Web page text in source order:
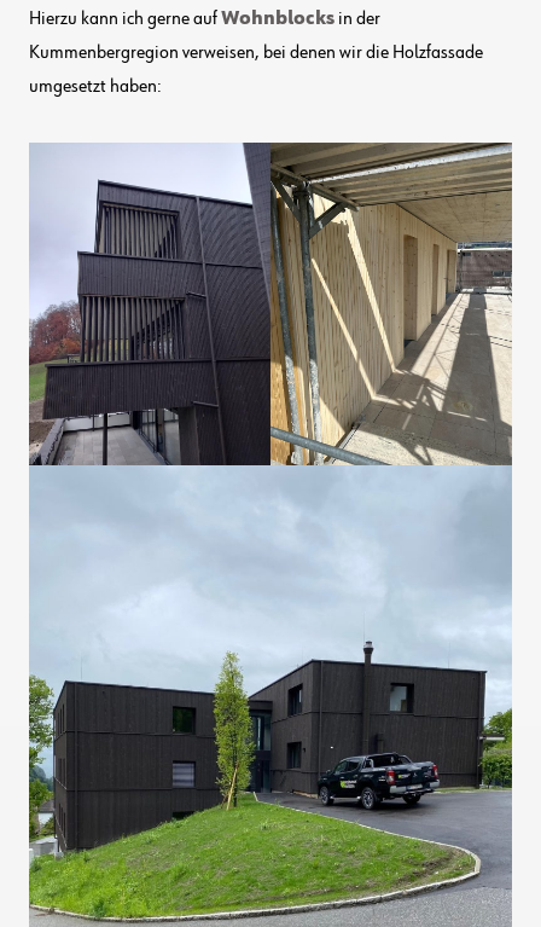
Hierzu kann ich gerne aufWohnblocks in der
Kummenbergregion verweisen, bei denen wir die Holzfassade
umgesetzt haben: